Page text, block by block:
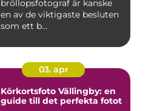
bröllopsfotograf är kanske
en av de viktigaste besluten
som ett b...
03. apr
Körkortsfoto Vällingby: en
guide till det perfekta fotot